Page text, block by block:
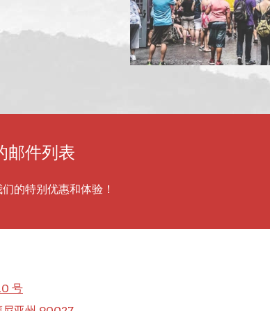
邮件列表
的特别优惠和体验！
号